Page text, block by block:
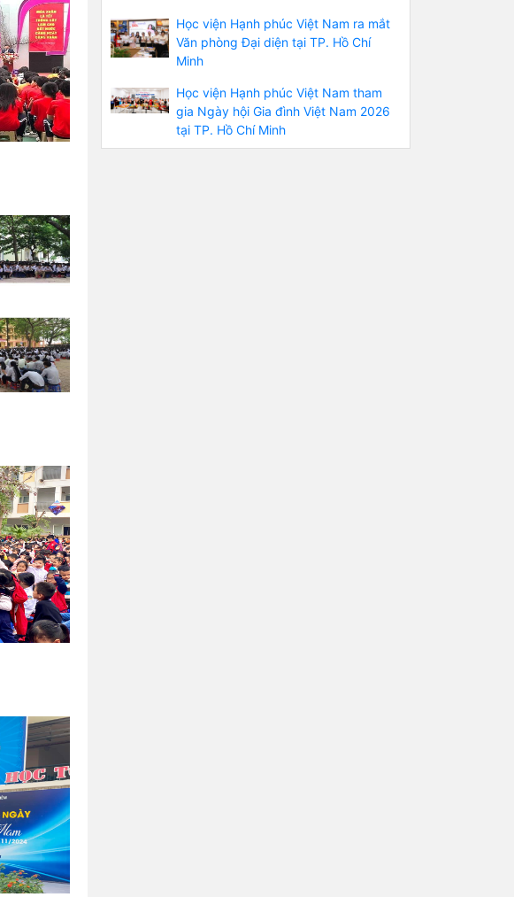
Học viện Hạnh phúc Việt Nam ra mắt
Văn phòng Đại diện tại TP. Hồ Chí
Minh
Học viện Hạnh phúc Việt Nam tham
gia Ngày hội Gia đình Việt Nam 2026
tại TP. Hồ Chí Minh